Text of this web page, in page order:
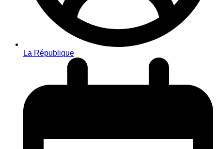
La République